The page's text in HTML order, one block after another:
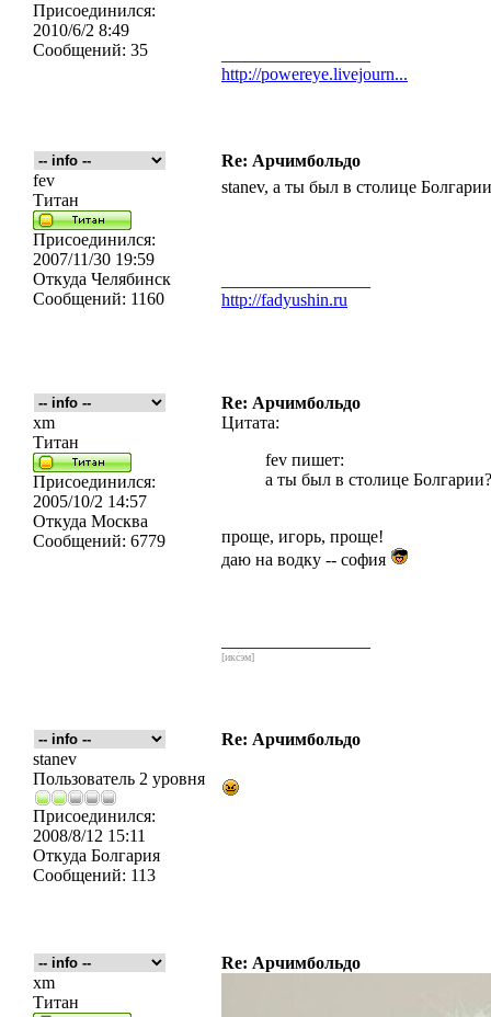
Присоединился:
2010/6/2 8:49
Сообщений: 35
http://powereye.livejourn...
Re: Арчимбольдо
fev
Титан
Присоединился:
2007/11/30 19:59
Откуда Челябинск
Сообщений: 1160
stanev, а ты был в столице
http://fadyushin.ru
Re: Арчимбольдо
xm
Титан
Присоединился:
2005/10/2 14:57
Откуда Москва
Сообщений: 6779
Цитата:
fev пишет:
а ты был в столице Болгарии?
проще, игорь, проще!
даю на водку -- софия
[икс́эм]
Re: Арчимбольдо
stanev
Пользователь 2 уровня
Присоединился:
2008/8/12 15:11
Откуда Болгария
Сообщений: 113
Re: Арчимбольдо
xm
Титан